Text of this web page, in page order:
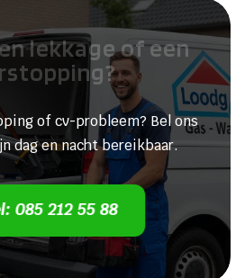
lekkage of een
of cv-probleem? Bel ons
dag en nacht bereikbaar.
085 212 55 88